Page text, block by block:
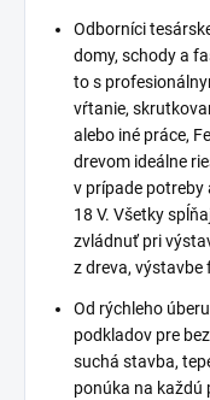
Odborníci
domy, schody a
to s
vŕtanie,
alebo iné práce,
drevom ideálne
v prípade potreby
18 V. Všetky
zvládnuť pri
z dreva, výstavbe
Od rýchleho
podkladov pre
suchá stavba,
ponúka na každú